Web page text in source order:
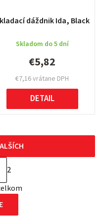
dáždnik Ida, Black
Skladom do 5 dní
€7,16 vrátane DPH
€5,82
DETAIL
2